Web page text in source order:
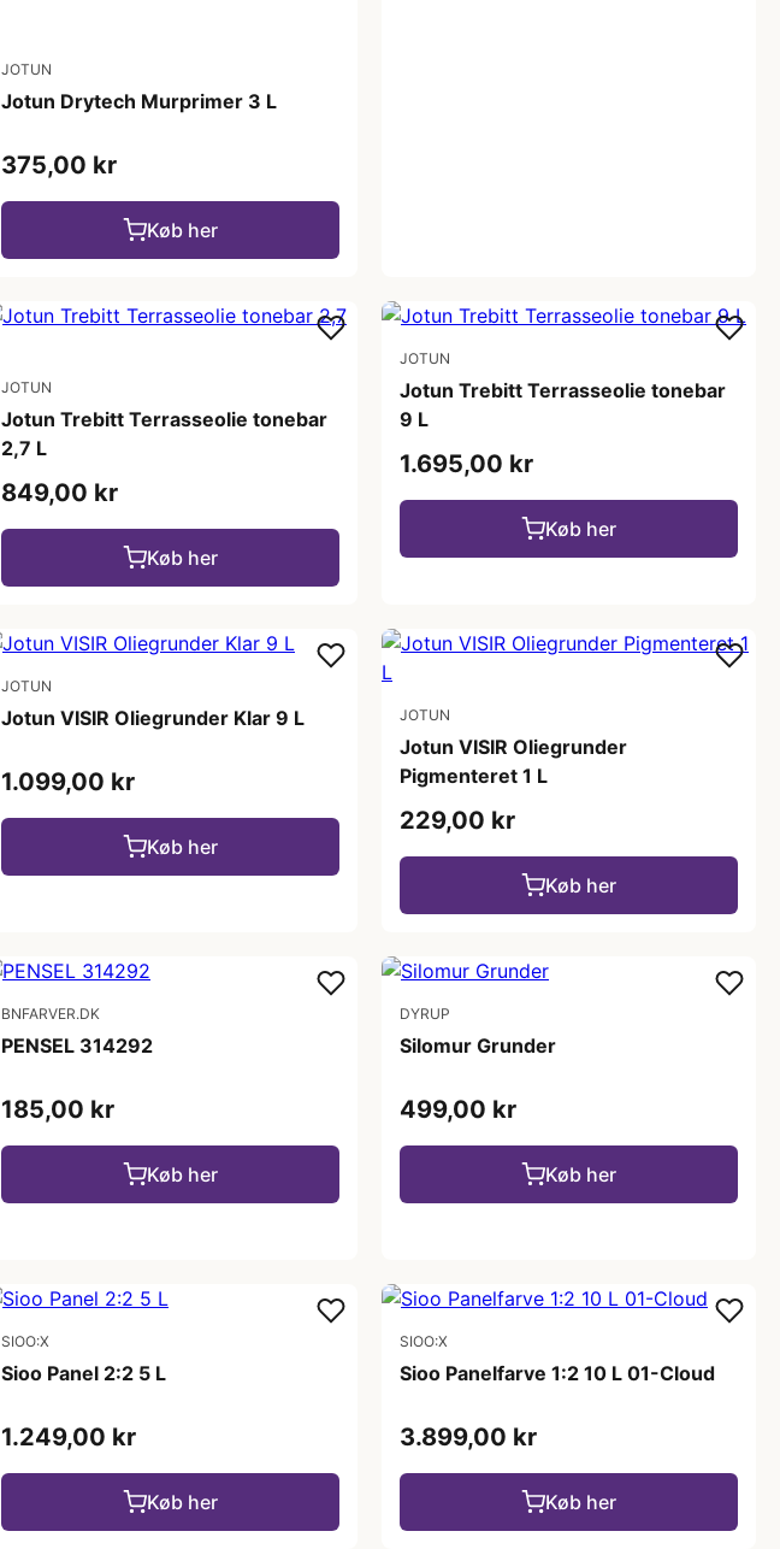
JOTUN
Jotun Drytech Murprimer 3 L
375,00 kr
Køb her
JOTUN
Jotun Trebitt Terrasseolie tonebar
2,7 L
849,00 kr
Køb her
JOTUN
Jotun Trebitt Terrasseolie tonebar
9 L
1.695,00 kr
Køb her
JOTUN
Jotun VISIR Oliegrunder Klar 9 L
1.099,00 kr
Køb her
JOTUN
Jotun VISIR Oliegrunder
Pigmenteret 1 L
229,00 kr
Køb her
BNFARVER.DK
PENSEL 314292
185,00 kr
Køb her
DYRUP
Silomur Grunder
499,00 kr
Køb her
SIOO:X
Sioo Panel 2:2 5 L
1.249,00 kr
Køb her
SIOO:X
Sioo Panelfarve 1:2 10 L 01-Cloud
3.899,00 kr
Køb her